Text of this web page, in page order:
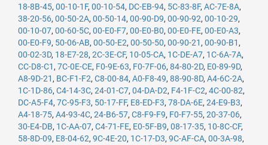
18-8B-45, 00-10-1F, 00-10-54, DC-EB-94, 5C-83-8F, AC-7E-8A,
38-20-56, 00-50-2A, 00-50-14, 00-90-D9, 00-90-92, 00-10-29,
00-10-07, 00-60-5C, 00-E0-F7, 00-E0-B0, 00-E0-FE, 00-E0-A3,
00-E0-F9, 50-06-AB, 00-50-E2, 00-50-50, 00-90-21 , 00-90-B1 ,
00-02-3D, 18-E7-28, 2C-3E-CF, 10-05-CA, 1C-DE-A7, 1C-6A-7A,
CC-D8-C1 , 7C-0E-CE, F0-9E-63, F0-7F-06, 84-80-2D, E0-89-9D,
A8-9D-21 , BC-F1-F2, C8-00-84, A0-F8-49, 88-90-8D, A4-6C-2A,
1C-1D-86, C4-14-3C, 24-01-C7, 04-DA-D2, F4-1F-C2, 4C-00-82,
DC-A5-F4, 7C-95-F3, 50-17-FF, E8-ED-F3, 78-DA-6E, 24-E9-B3,
A4-18-75, A4-93-4C, 24-B6-57, C8-F9-F9, F0-F7-55, 20-37-06,
30-E4-DB, 1C-AA-07, C4-71-FE, E0-5F-B9, 08-17-35, 10-8C-CF,
58-8D-09, E8-04-62, 9C-4E-20, 1C-17-D3, 9C-AF-CA, 00-3A-98,